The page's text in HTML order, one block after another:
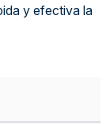
y efectiva la